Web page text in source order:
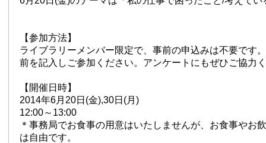
【参加方法】
ライブラリーメンバー限定で、事前の申込みは不要です
前を記入しご参加ください。アンケートにもぜひご協力
【開催日時】
2014年6月20日(金),30日(月)
12:00～13:00
＊事務局でお食事の用意はいたしませんが、お食事やお
は自由です。